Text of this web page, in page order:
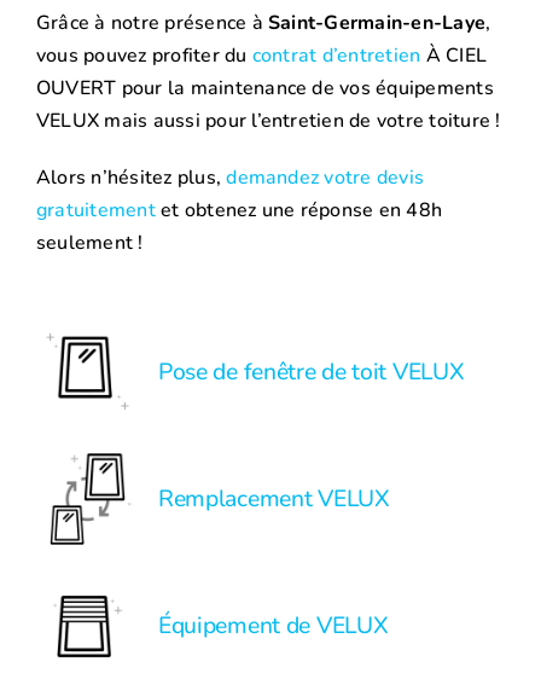
Grâce à notre présence à Saint-Germain-en-Laye,
vous pouvez profiter du contrat d’entretien À CIEL
OUVERT pour la maintenance de vos équipements
VELUX mais aussi pour l’entretien de votre toiture !
Alors n’hésitez plus,demandez votre devis
gratuitementet obtenez une réponse en 48h
seulement !
Pose de fenêtre de toit VELUX
Remplacement VELUX
Équipement de VELUX